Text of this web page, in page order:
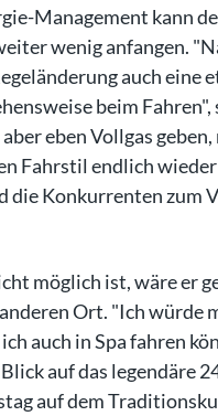
Management kann
wenig anfangen.
auch eine
beim Fahren",
eben Vollgas
Fahrstil endlich wieder
die Konkurrenten zum
möglich ist, wäre er
Ort. "Ich würde
auch in Spa fahren
auf das legendäre
auf dem